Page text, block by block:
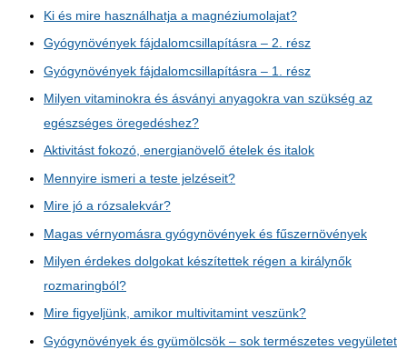
Ki és mire használhatja a magnéziumolajat?
Gyógynövények fájdalomcsillapításra – 2. rész
Gyógynövények fájdalomcsillapításra – 1. rész
Milyen vitaminokra és ásványi anyagokra van szükség az
egészséges öregedéshez?
Aktivitást fokozó, energianövelő ételek és italok
Mennyire ismeri a teste jelzéseit?
Mire jó a rózsalekvár?
Magas vérnyomásra gyógynövények és fűszernövények
Milyen érdekes dolgokat készítettek régen a királynők
rozmaringból?
Mire figyeljünk, amikor multivitamint veszünk?
Gyógynövények és gyümölcsök – sok természetes vegyületet